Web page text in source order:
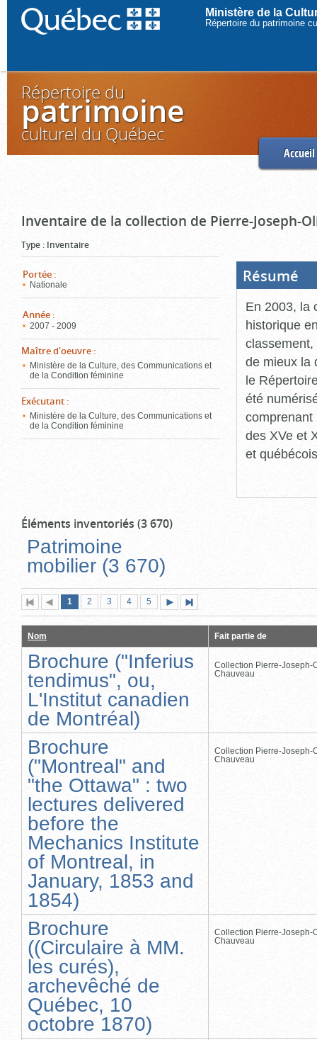
Ministère de la
Répertoire du patrimoine
Répertoire du
patrimoine
culturel du Québec
Accueil
Inventaire de la collection de Pierre-Joseph-
Type : Inventaire
Portée :
Nationale
Année :
2007 - 2009
Maître d'oeuvre :
Ministère de la Culture, des Communications et
de la Condition féminine
Exécutant :
Ministère de la Culture, des Communications et
de la Condition féminine
Résumé
En 2003, la
historique
de mieux la
le
été
comprenant
des XVe et
et
Éléments inventoriés (3 670)
Patrimoine
mobilier (3 670)
Première
page
Page
précédente
Page
1 (page
actuelle)
Page
2 Page
3 Page
4 Page
5
suivante
page
Nom Fait partie de
Brochure ("Inferius
tendimus", ou,
L'Institut canadien
de Montréal)
Collection Pierre-Joseph-
Chauveau
Brochure
("Montreal" and
"the Ottawa" : two
lectures delivered
before the
Mechanics Institute
of Montreal, in
January, 1853 and
1854)
Collection Pierre-Joseph-
Chauveau
Brochure
((Circulaire à MM.
les curés),
archevêché de
Québec, 10
octobre 1870)
Collection Pierre-Joseph-
Chauveau